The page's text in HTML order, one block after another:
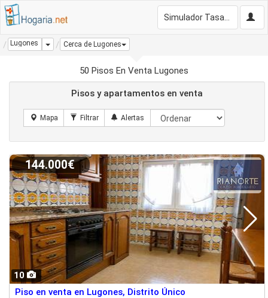
Lugones Dropdown
Cerca de Lugones
50 Pisos En Venta Lugones
Pisos y apartamentos en venta
10
144.000€
Piso en venta en Lugones, Distrito Único